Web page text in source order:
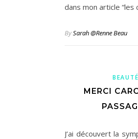
dans mon article
BySarah @Renne Beau
BEAUTÉ
MERCI
J’ai découvert la